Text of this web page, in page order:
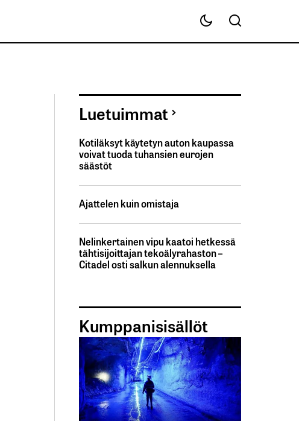
Luetuimmat
Kotiläksyt käytetyn auton kaupassa
voivat tuoda tuhansien eurojen
säästöt
Ajattelen kuin omistaja
Nelinkertainen vipu kaatoi hetkessä
tähtisijoittajan tekoälyrahaston –
Citadel osti salkun alennuksella
Kumppanisisällöt